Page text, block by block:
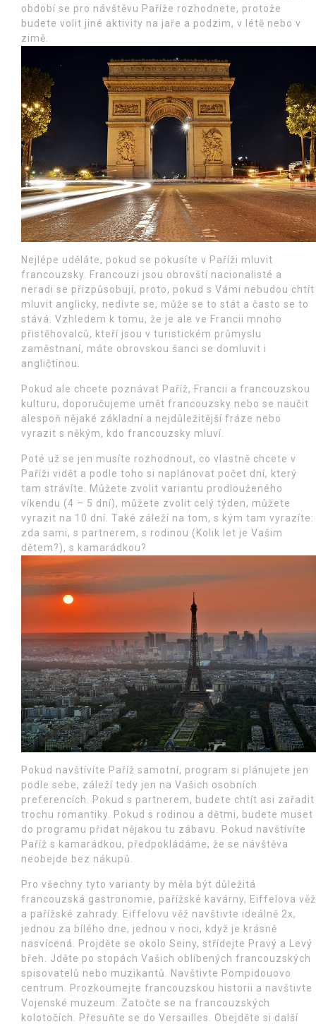
období se pro návštěvu Paříže rozhodnete, protože
budete volit jiné aktivity na jaře a podzim, v létě nebo v
zimě.
Nejlépe uděláte, pokud se pokusíte v Paříži mluvit
francouzsky. Francouzi jsou obrovští nacionalisté a
neradi se přizpůsobují, proto, pokud s Vámi nebudou chtít
mluvit anglicky, nedivte se, může se to stát a často se to
stává. Vzhledem k tomu, že je ale ve Francii mnoho
přistěhovalců, kteří jsou v turistickém průmyslu
zaměstnaní, máte obrovskou šanci se domluvit i
angličtinou.
Pokud ale chcete poznávat Paříž, Francii a francouzskou
kulturu, doporučujeme umět francouzsky nebo se naučit
alespoň nějaké základní a nejdůležitější fráze nebo
vyrazit s někým, kdo francouzsky mluví.
Poté už se jen musíte rozhodnout, co vlastně chcete v
Paříži vidět a podle toho si naplánovat počet dní, který
tam strávíte. Můžete zvolit variantu prodlouženého
víkendu (4 – 5 dní), můžete zvolit celý týden, můžete
vyrazit na 10 dní. Také záleží na tom, s kým tam vyrazíte:
zda sami, s partnerem, s rodinou (Kolik let je Vašim
dětem?), s kamarádkou?
Pokud navštívíte Paříž samotní, program si plánujete jen
podle sebe, záleží tedy jen na Vašich osobních
preferencích. Pokud s partnerem, budete chtít asi zařadit
trochu romantiky. Pokud s rodinou a dětmi, budete muset
do programu přidat nějakou tu zábavu. Pokud navštívíte
Paříž s kamarádkou, předpokládáme, že se návštěva
neobejde bez nákupů.
Pro všechny tyto varianty by měla být důležitá
francouzská gastronomie, pařížské kavárny, Eiffelova věž
a pařížské zahrady. Eiffelovu věž navštivte ideálně 2x,
jednou za bílého dne, jednou v noci, když je krásně
nasvícená. Projděte se okolo Seiny, střídejte Pravý a Levý
břeh. Jděte po stopách Vašich oblíbených francouzských
spisovatelů nebo muzikantů. Navštivte Pompidouovo
centrum. Prozkoumejte francouzskou historii a navštivte
Vojenské muzeum. Zatočte se na francouzských
kolotočích. Přesuňte se do Versailles. Obejděte si další